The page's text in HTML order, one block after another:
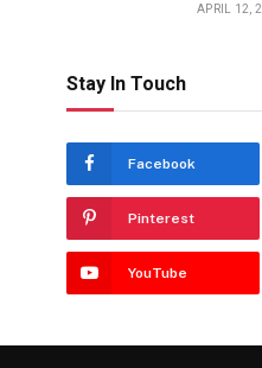
APRIL 12,
Stay In Touch
Facebook
Pinterest
YouTube